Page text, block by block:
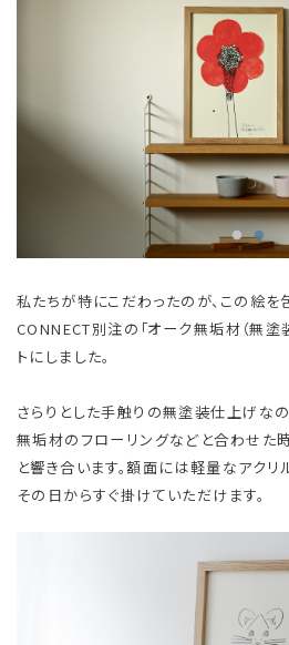
私たちが特にこだわったのが、この絵を
CONNECT別注の「オーク無垢材（無塗
トにしました。
さらりとした手触りの無塗装仕上げな
無垢材のフローリングなどと合わせた
と響き合います。額面には軽量なアクリ
その日からすぐ掛けていただけます。